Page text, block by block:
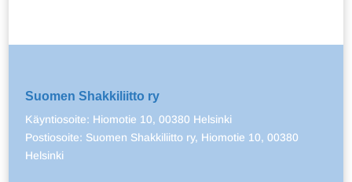
Suomen Shakkiliitto ry
Käyntiosoite: Hiomotie 10, 00380 Helsinki
Postiosoite: Suomen Shakkiliitto ry, Hiomotie 10, 00380
Helsinki